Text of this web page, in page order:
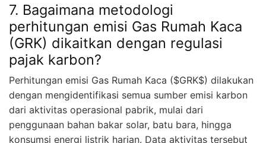
7. Bagaimana metodologi
perhitungan emisi Gas Rumah Kaca
(GRK) dikaitkan dengan regulasi
pajak karbon?
Perhitungan emisi Gas Rumah Kaca ($GRK$) dilakukan
dengan mengidentifikasi semua sumber emisi karbon
dari aktivitas operasional pabrik, mulai dari
penggunaan bahan bakar solar, batu bara, hingga
konsumsi energi listrik harian. Data aktivitas tersebut